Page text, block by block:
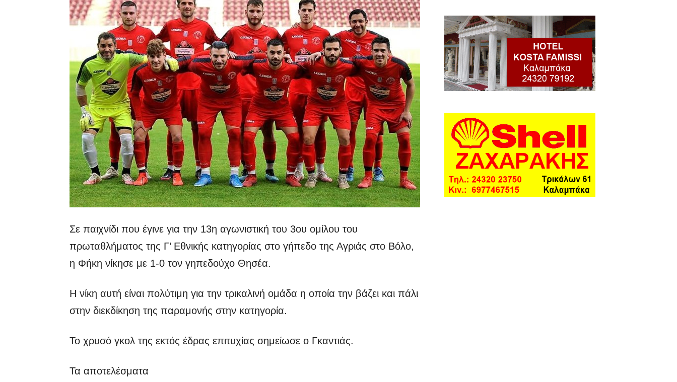
Σε παιχνίδι που έγινε για την 13η αγωνιστική του 3ου ομίλου του
πρωταθλήματος της Γ’ Εθνικής κατηγορίας στο γήπεδο της Αγριάς στο Βόλο,
η Φήκη νίκησε με 1-0 τον γηπεδούχο Θησέα.
Η νίκη αυτή είναι πολύτιμη για την τρικαλινή ομάδα η οποία την βάζει και πάλι
στην διεκδίκηση της παραμονής στην κατηγορία.
Το χρυσό γκολ της εκτός έδρας επιτυχίας σημείωσε ο Γκαντιάς.
Τα αποτελέσματα